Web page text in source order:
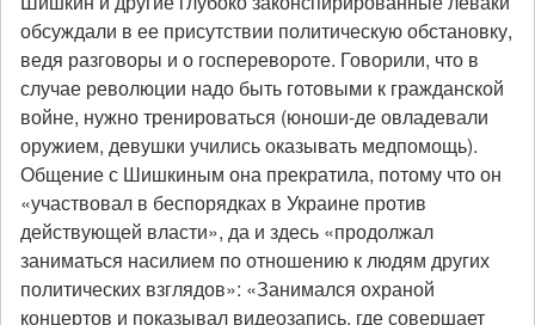
обсуждали в ее присутствии политическую обстановку,
ведя разговоры и о госперевороте. Говорили, что в
случае революции надо быть готовыми к гражданской
войне, нужно тренироваться (юноши-де овладевали
оружием, девушки учились оказывать медпомощь).
Общение с Шишкиным она прекратила, потому что он
«участвовал в беспорядках в Украине против
действующей власти», да и здесь «продолжал
заниматься насилием по отношению к людям других
политических взглядов»: «Занимался охраной
концертов и показывал видеозапись, где совершает